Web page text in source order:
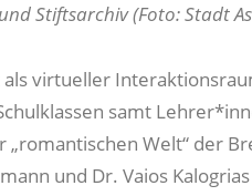
Stiftsarchiv (Foto: Stadt
virtueller
samt
„romantischen Welt“ der
und Dr. Vaios